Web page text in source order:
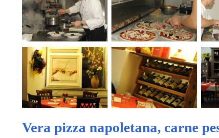
Vera pizza napoletana, carne